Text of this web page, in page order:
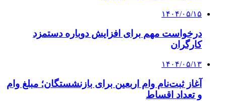
۱۴۰۴/۰۵/۱۵
درخواست مهم برای افزایش دوباره دستمزد
کارگران
۱۴۰۴/۰۵/۱۳
آغاز ثبت‌نام وام اربعین برای بازنشستگان؛ مبلغ وام
و تعداد اقساط